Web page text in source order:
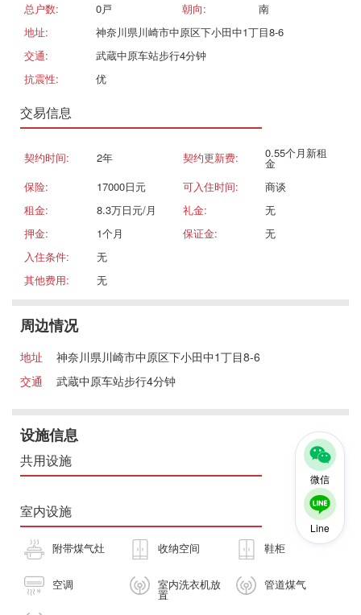
微信
Line
总户数:
0戸 朝向:
南
地址:
神奈川県川崎市中原区下小田中1丁目8-6
交通:
武蔵中原车站步行4分钟
抗震性:
优
交易信息
契约时间: 2年 契约更新费: 0.55个月新租
金
保险:
17000日元 可入住时间:
商谈
租金:
8.3万日元/月 礼金:
无
押金:
1个月 保证金:
无
入住条件:
无
其他费用:
无
周边情况
地址
神奈川県川崎市中原区下小田中1丁目8-6
交通
武蔵中原车站步行4分钟
设施信息
共用设施
室内设施
附带煤气灶 收纳空间 鞋柜
空调 室内洗衣机放
置
管道煤气